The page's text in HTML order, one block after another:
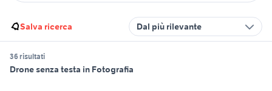
Salva ricerca Dal più rilevante
36 risultati
Drone senza testa in Fotografia